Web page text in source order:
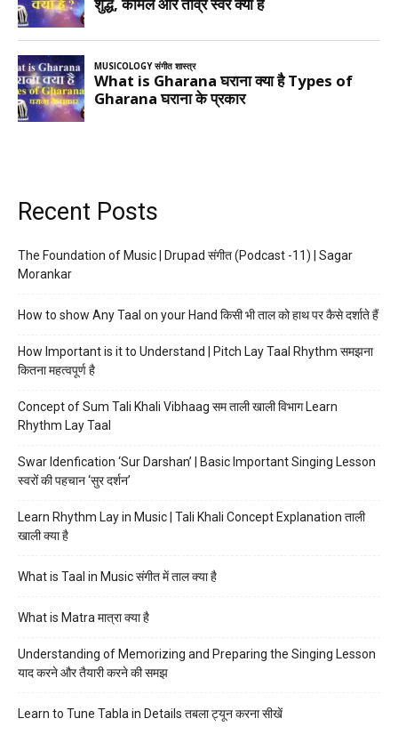
Recent Posts
The Foundation of Music | Drupad संगीत (Podcast -11) | Sagar
Morankar
How to show Any Taal on your Hand किसी भी ताल को हाथ पर कैसे दर्शाते हैं
How Important is it to Understand | Pitch Lay Taal Rhythm समझना
कितना महत्वपूर्ण है
Concept of Sum Tali Khali Vibhaag सम ताली खाली विभाग Learn
Rhythm Lay Taal
Swar Idenfication ‘Sur Darshan’ | Basic Important Singing Lesson
स्वरों की पहचान ‘सुर दर्शन’
Learn Rhythm Lay in Music | Tali Khali Concept Explanation ताली
खाली क्या है
What is Taal in Music संगीत में ताल क्या है
What is Matra मात्रा क्या है
Understanding of Memorizing and Preparing the Singing Lesson
याद करने और तैयारी करने की समझ
Learn to Tune Tabla in Details तबला ट्यून करना सीखें